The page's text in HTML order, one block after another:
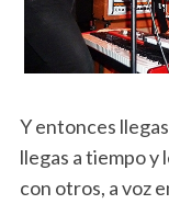
Y entonces
llegas a tiempo y
con otros, a voz